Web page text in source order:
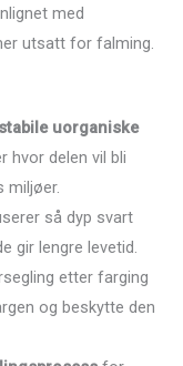
med
utsatt for falming.
uorganiske
hvor delen vil bli
miljøer.
så dyp svart
gir lengre levetid.
etter farging
og beskytte den